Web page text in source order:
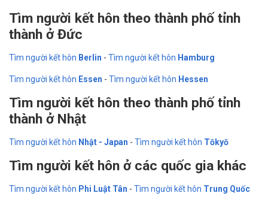
Tìm người kết hôn theo thành phố tỉnh
thành ở Đức
Tìm người kết hôn Berlin - Tìm người kết hôn Hamburg
Tìm người kết hôn Essen - Tìm người kết hôn Hessen
Tìm người kết hôn theo thành phố tỉnh
thành ở Nhật
Tìm người kết hôn Nhật - Japan - Tìm người kết hôn Tōkyō
Tìm người kết hôn ở các quốc gia khác
Tìm người kết hôn Phi Luật Tân - Tìm người kết hôn Trung Quốc